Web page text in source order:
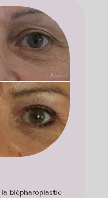
blépharoplastie